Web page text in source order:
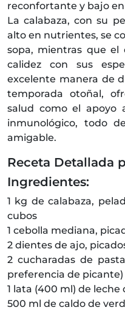
reconfortante y bajo
La calabaza, con su
alto en nutrientes, se
sopa, mientras que
calidez con sus
excelente manera de
temporada otoñal,
salud como el apoyo
inmunológico, todo
amigable.
Receta Detallada
Ingredientes:
1 kg de calabaza,
cubos
1 cebolla mediana,
2 dientes de ajo,
2 cucharadas de
preferencia de picante)
1 lata (400 ml) de leche
500 ml de caldo de